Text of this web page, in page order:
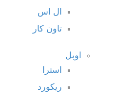
ال اس
تاون كار
اوبل
استرا
ريكورد